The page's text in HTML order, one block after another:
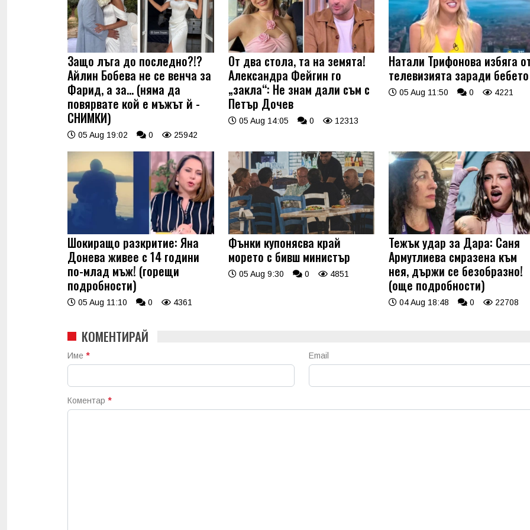
Защо лъга до последно?!?
Айлин Бобева не се венча за
Фарид, а за... (няма да
повярвате кой е мъжът й -
СНИМКИ)
05 Aug 19:02 0 25942
От два стола, та на земята!
Александра Фейгин го
„закла“: Не знам дали съм с
Петър Дочев
05 Aug 14:05 0 12313
Натали Трифонова избяга
телевизията заради бебето
05 Aug 11:50 0 4221
Шокиращо разкритие: Яна
Донева живее с 14 години
по-млад мъж! (горещи
подробности)
05 Aug 11:10 0 4361
Фънки купонясва край
морето с бивш министър
05 Aug 9:30 0 4851
Тежък удар за Дара: Саня
Армутлиева смразена към
нея, държи се безобразно!
(още подробности)
04 Aug 18:48 0 22708
КОМЕНТИРАЙ
Име * Email
Коментар *